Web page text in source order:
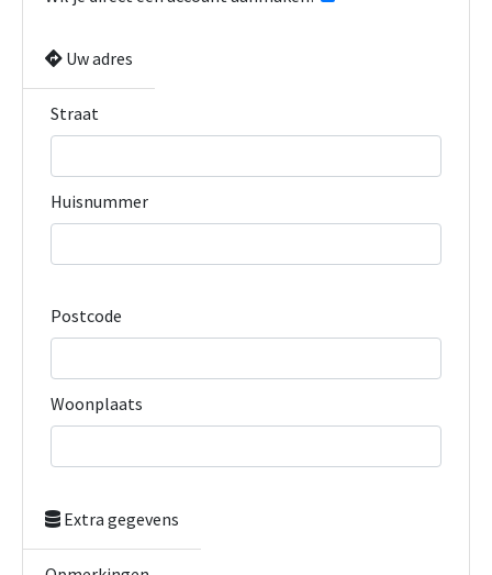
Uw adres
Straat
Huisnummer
Postcode
Woonplaats
Extra gegevens